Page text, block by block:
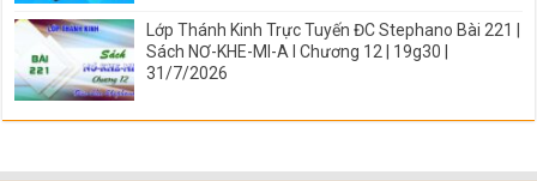
Lớp Thánh Kinh Trực Tuyến ĐC Stephano Bài 221 |
Sách NƠ-KHE-MI-A I Chương 12 | 19g30 |
31/7/2026